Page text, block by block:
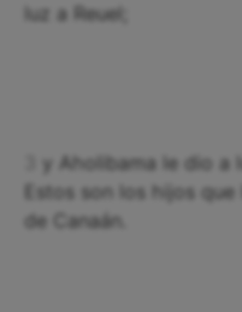
luz a Reuel;
y Aholibama le dio a
Estos son los hijos
de Canaán.